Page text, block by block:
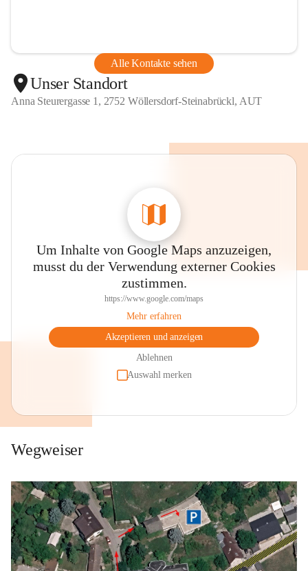
Alle Kontakte sehen
Unser Standort
Anna Steurergasse 1, 2752 Wöllersdorf-Steinabrückl, AUT
Um Inhalte von Google Maps anzuzeigen,
musst du der Verwendung externer Cookies
zustimmen.
https://www.google.com/maps
Mehr erfahren
Akzeptieren und anzeigen
Ablehnen
Auswahl merken
Wegweiser